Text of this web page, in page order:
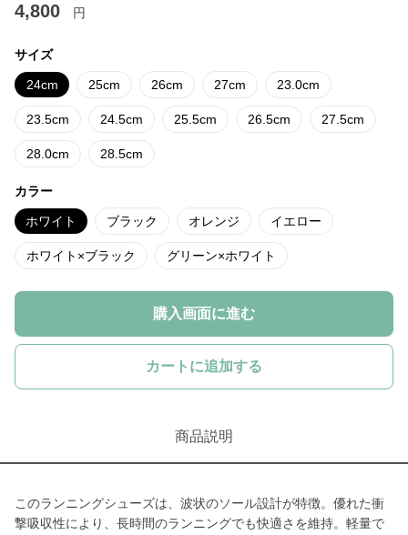
4,800 円
サイズ
24cm 25cm 26cm 27cm 23.0cm
23.5cm 24.5cm 25.5cm 26.5cm 27.5cm
28.0cm 28.5cm
カラー
ホワイト ブラック オレンジ イエロー
ホワイト×ブラック グリーン×ホワイト
購入画面に進む
カートに追加する
商品説明
このランニングシューズは、波状のソール設計が特徴。優れた衝
撃吸収性により、長時間のランニングでも快適さを維持。軽量で